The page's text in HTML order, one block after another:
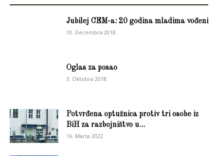
Jubilej CEM-a: 20 godina mladima vođeni
10. Decembra 2018.
Oglas za posao
3. Oktobra 2018.
Potvrđena optužnica protiv tri osobe iz
BiH za razbojništvo u...
16. Marta 2022.